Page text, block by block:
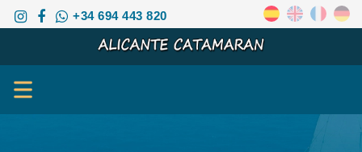
+34 694 443 820